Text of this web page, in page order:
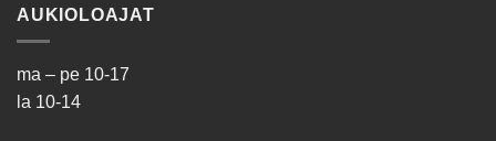
AUKIOLOAJAT
ma – pe 10-17
la 10-14